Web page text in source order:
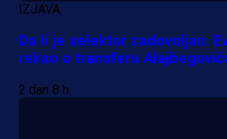
IZJAVA
Da li je selektor zadovoljan:
rekao o transferu
2 dan 8 h